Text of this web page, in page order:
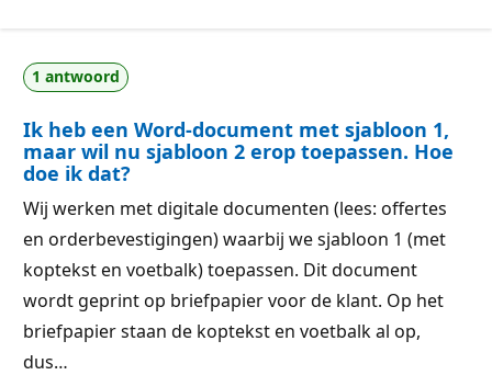
1 antwoord
Ik heb een Word-document met sjabloon 1,
maar wil nu sjabloon 2 erop toepassen. Hoe
doe ik dat?
Wij werken met digitale documenten (lees: offertes
en orderbevestigingen) waarbij we sjabloon 1 (met
koptekst en voetbalk) toepassen. Dit document
wordt geprint op briefpapier voor de klant. Op het
briefpapier staan de koptekst en voetbalk al op,
dus…